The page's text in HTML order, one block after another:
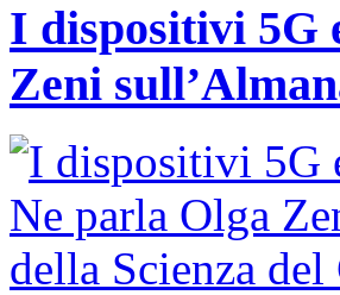
I dispositivi 5G
Zeni